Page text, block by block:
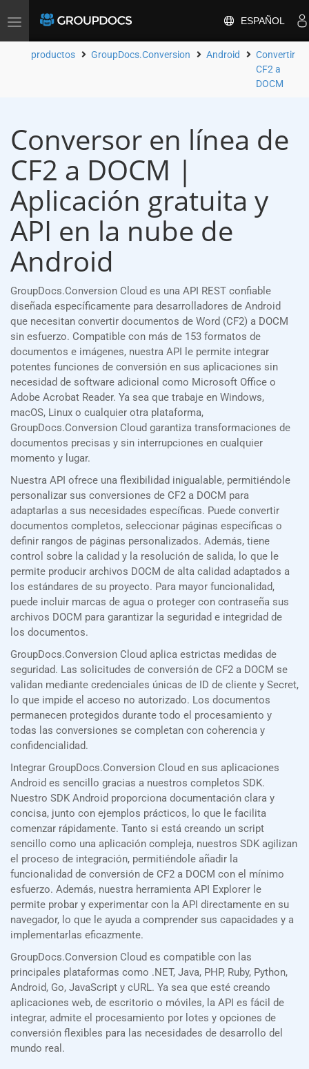
Toggle
ESPAÑOL
productos GroupDocs.Conversion Android
Convertir
CF2 a
DOCM
Conversor en línea de
CF2 a DOCM |
Aplicación gratuita y
API en la nube de
Android
GroupDocs.Conversion Cloud es una API REST confiable
diseñada específicamente para desarrolladores de Android
que necesitan convertir documentos de Word (CF2) a DOCM
sin esfuerzo. Compatible con más de 153 formatos de
documentos e imágenes, nuestra API le permite integrar
potentes funciones de conversión en sus aplicaciones sin
necesidad de software adicional como Microsoft Office o
Adobe Acrobat Reader. Ya sea que trabaje en Windows,
macOS, Linux o cualquier otra plataforma,
GroupDocs.Conversion Cloud garantiza transformaciones de
documentos precisas y sin interrupciones en cualquier
momento y lugar.
Nuestra API ofrece una flexibilidad inigualable, permitiéndole
personalizar sus conversiones de CF2 a DOCM para
adaptarlas a sus necesidades específicas. Puede convertir
documentos completos, seleccionar páginas específicas o
definir rangos de páginas personalizados. Además, tiene
control sobre la calidad y la resolución de salida, lo que le
permite producir archivos DOCM de alta calidad adaptados a
los estándares de su proyecto. Para mayor funcionalidad,
puede incluir marcas de agua o proteger con contraseña sus
archivos DOCM para garantizar la seguridad e integridad de
los documentos.
GroupDocs.Conversion Cloud aplica estrictas medidas de
seguridad. Las solicitudes de conversión de CF2 a DOCM se
validan mediante credenciales únicas de ID de cliente y Secret,
lo que impide el acceso no autorizado. Los documentos
permanecen protegidos durante todo el procesamiento y
todas las conversiones se completan con coherencia y
confidencialidad.
Integrar GroupDocs.Conversion Cloud en sus aplicaciones
Android es sencillo gracias a nuestros completos SDK.
Nuestro SDK Android proporciona documentación clara y
concisa, junto con ejemplos prácticos, lo que le facilita
comenzar rápidamente. Tanto si está creando un script
sencillo como una aplicación compleja, nuestros SDK agilizan
el proceso de integración, permitiéndole añadir la
funcionalidad de conversión de CF2 a DOCM con el mínimo
esfuerzo. Además, nuestra herramienta API Explorer le
permite probar y experimentar con la API directamente en su
navegador, lo que le ayuda a comprender sus capacidades y a
implementarlas eficazmente.
GroupDocs.Conversion Cloud es compatible con las
principales plataformas como .NET, Java, PHP, Ruby, Python,
Android, Go, JavaScript y cURL. Ya sea que esté creando
aplicaciones web, de escritorio o móviles, la API es fácil de
integrar, admite el procesamiento por lotes y opciones de
conversión flexibles para las necesidades de desarrollo del
mundo real.